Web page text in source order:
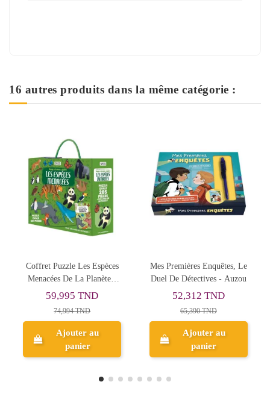
16 autres produits dans la même catégorie :
Mes Premières Enquêtes, Le
Duel De Détectives - Auzou
52,312 TND
65,390 TND
Ajouter au
panier
Space Odyssey, Labyrinthe
à Billes - Buki
177,091 TND
221,364 TND
Ajouter au
panier